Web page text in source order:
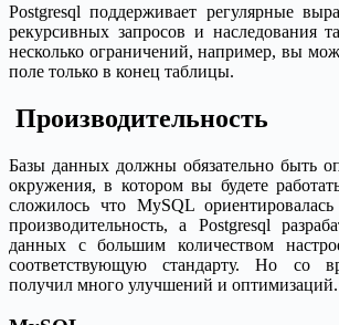
Postgresql поддерживает регулярные
рекурсивных запросов и наследования
несколько ограничений, например, вы
поле только в конец таблицы.
Производительность
Базы данных должны обязательно быть
окружения, в котором вы будете
сложилось что MySQL
производительность, а Postgresql
данных с большим количеством
соответствующую стандарту. Но со
получил много улучшений и оптимизаций.